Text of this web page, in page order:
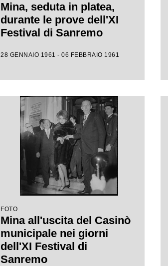
Mina, seduta in platea,
durante le prove dell'XI
Festival di Sanremo
28 GENNAIO 1961 - 06 FEBBRAIO 1961
FOTO
Mina all'uscita del Casinò
municipale nei giorni
dell'XI Festival di
Sanremo